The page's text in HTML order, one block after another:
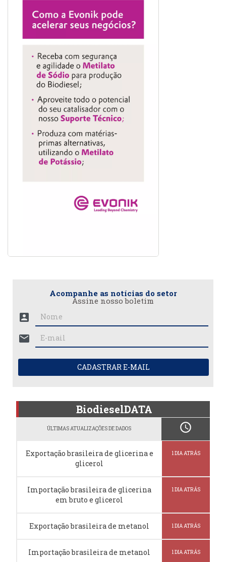
Acompanhe as notícias do setor
Assine nosso boletim
account_box
mail
CADASTRAR E-MAIL
BiodieselDATA
ÚLTIMAS ATUALIZAÇÕES DE DADOS schedule
Exportação brasileira de glicerina e
glicerol
1 DIA ATRÁS
Importação brasileira de glicerina
em bruto e glicerol
1 DIA ATRÁS
Exportação brasileira de metanol 1 DIA ATRÁS
Importação brasileira de metanol 1 DIA ATRÁS